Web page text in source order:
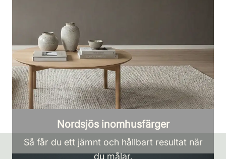
Nordsjös inomhusfärger
Så får du ett jämnt och hållbart resultat när
du målar.